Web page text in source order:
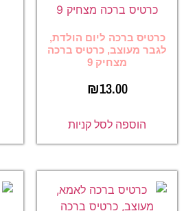
כרטיס ברכה ליום הולדת,
לגבר מעוצב, כרטיס ברכה
מצחיק 9
₪13.00
הוספה לסל קניות